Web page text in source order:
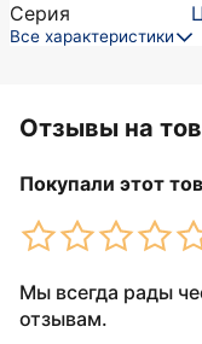
Серия
Все характеристики
Отзывы на
Покупали этот
Мы всегда рады
отзывам.